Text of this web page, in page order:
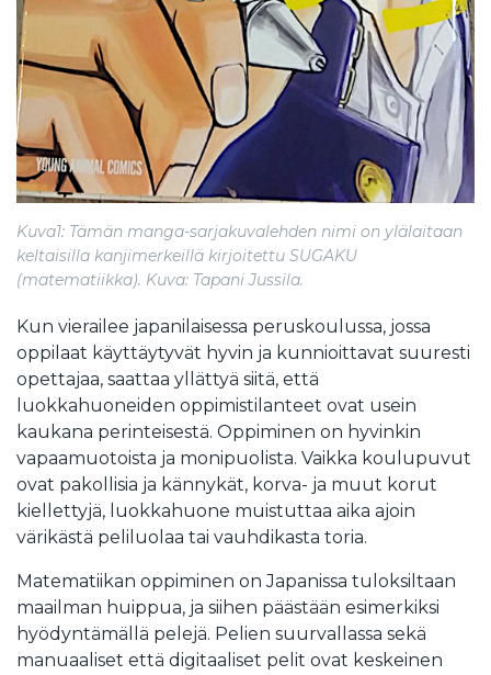
Kuva1: Tämän manga-sarjakuvalehden nimi on ylälaitaan
keltaisilla kanjimerkeillä kirjoitettu SUGAKU
(matematiikka). Kuva: Tapani Jussila.
Kun vierailee japanilaisessa peruskoulussa, jossa
oppilaat käyttäytyvät hyvin ja kunnioittavat suuresti
opettajaa, saattaa yllättyä siitä, että
luokkahuoneiden oppimistilanteet ovat usein
kaukana perinteisestä. Oppiminen on hyvinkin
vapaamuotoista ja monipuolista. Vaikka koulupuvut
ovat pakollisia ja kännykät, korva- ja muut korut
kiellettyjä, luokkahuone muistuttaa aika ajoin
värikästä peliluolaa tai vauhdikasta toria.
Matematiikan oppiminen on Japanissa tuloksiltaan
maailman huippua, ja siihen päästään esimerkiksi
hyödyntämällä pelejä. Pelien suurvallassa sekä
manuaaliset että digitaaliset pelit ovat keskeinen